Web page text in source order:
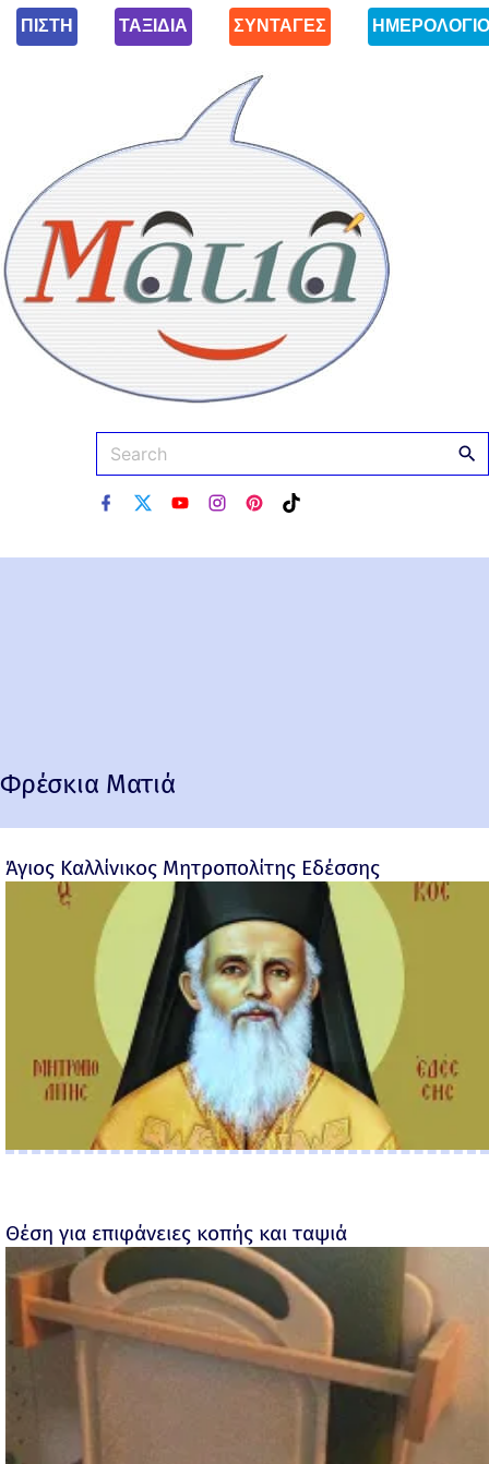
ΠΙΣΤΗ ΤΑΞΙΔΙΑ ΣΥΝΤΑΓΕΣ ΗΜΕΡΟΛΟΓΙΟ
Φρέσκια Ματιά
Άγιος Καλλίνικος Μητροπολίτης Εδέσσης
Θέση για επιφάνειες κοπής και ταψιά